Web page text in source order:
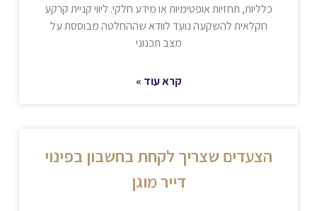
כלליות, תחזיות אופטימיות או מידע חלקי. ליווי קניית קרקע
חקלאית להשקעה נועד לוודא שההחלטה מבוססת על
מצב תכנוני
קרא עוד »
הצעדים שצריך לקחת בחשבון בפינוי
דייר מוגן